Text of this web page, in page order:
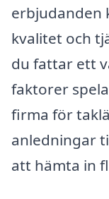
erbjudanden
kvalitet och
du fattar ett
faktorer
firma för
anledningar
att hämta in